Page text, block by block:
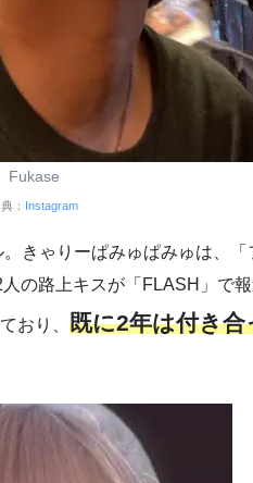
Fukase
： Instagram
きゃりーぱみゅぱみゅは、「
の路上キスが「FLASH」で
おり、 既に2年は付き